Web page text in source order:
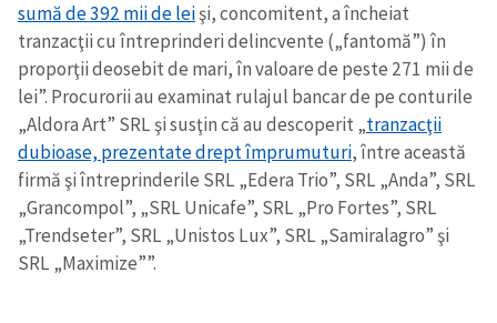
sumă de 392 mii de leişi, concomitent, a încheiat
tranzacţii cu întreprinderi delincvente („fantomă”) în
proporţii deosebit de mari, în valoare de peste 271 mii de
lei”. Procurorii au examinat rulajul bancar de pe conturile
„Aldora Art” SRL şi susţin că au descoperit „tranzacţii
dubioase, prezentate drept împrumuturi, între această
firmă şi întreprinderile SRL „Edera Trio”, SRL „Anda”, SRL
„Grancompol”, „SRL Unicafe”, SRL „Pro Fortes”, SRL
„Trendseter”, SRL „Unistos Lux”, SRL „Samiralagro” şi
SRL „Maximize””.